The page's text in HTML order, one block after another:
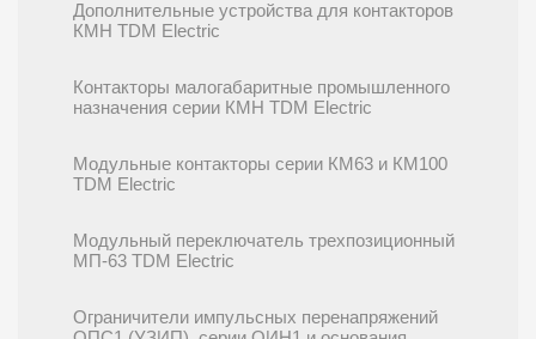
Дополнительные устройства для контакторов
КМН TDM Electric
Контакторы малогабаритные промышленного
назначения серии КМН TDM Electric
Модульные контакторы серии КМ63 и КМ100
TDM Electric
Модульный переключатель трехпозиционный
МП-63 TDM Electric
Ограничители импульсных перенапряжений